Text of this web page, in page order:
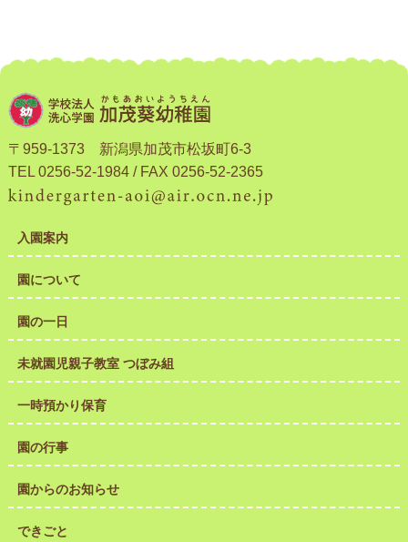
〒959-1373 新潟県加茂市松坂町6-3
TEL 0256-52-1984 / FAX 0256-52-2365
入園案内
園について
園の一日
未就園児親子教室 つぼみ組
一時預かり保育
園の行事
園からのお知らせ
できごと